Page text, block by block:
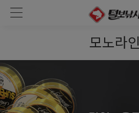
모노라인